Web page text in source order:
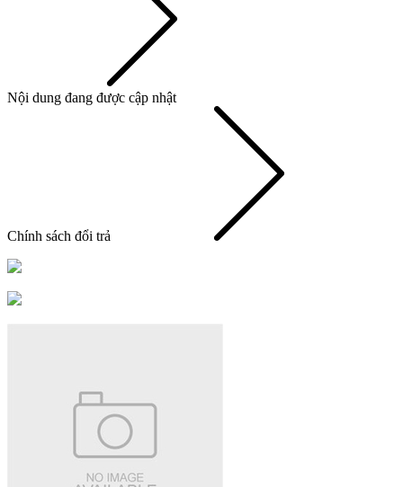
Nội dung đang được cập nhật
Chính sách đổi trả